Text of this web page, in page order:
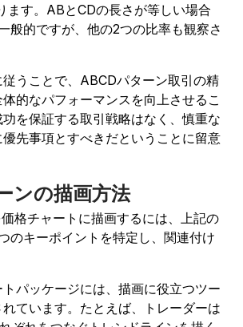
す。 ABとCDの長さが等しい場合
般的ですが、他の2つの比率も観察さ
うことで、ABCDパターン取引の精
的なパフォーマンスを向上させるこ
を保証する取引戦略はなく、慎重な
先事項とすべきだということに留意
ンの描画方法
格チャートに描画するには、上記の
のキーポイントを特定し、関連付け
パッケージには、描画に役立つツー
ています。たとえば、トレーダーは